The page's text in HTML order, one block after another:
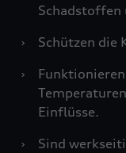
Schadstoffen
›
Schützen die
›
Einflüsse.
›
Sind